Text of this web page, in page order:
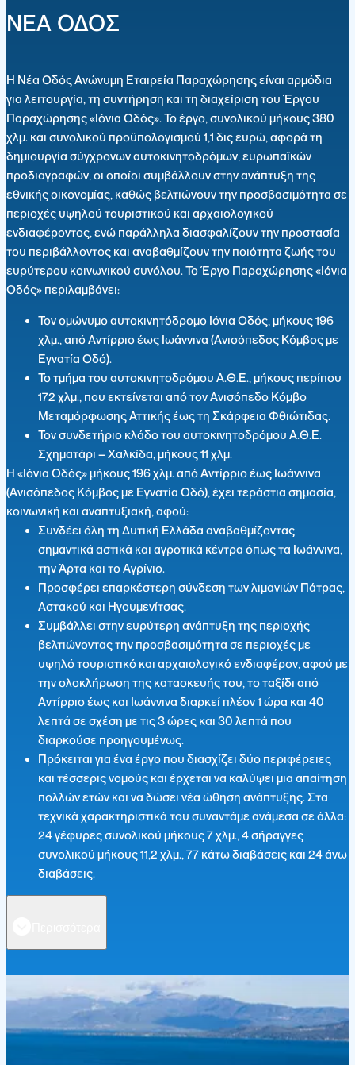
ΝΕΑ ΟΔΟΣ
Η Νέα Οδός Ανώνυμη Εταιρεία Παραχώρησης είναι αρμόδια
για λειτουργία, τη συντήρηση και τη διαχείριση του Έργου
Παραχώρησης «Ιόνια Οδός». Το έργο, συνολικού μήκους 380
χλμ. και συνολικού προϋπολογισμού 1,1 δις ευρώ, αφορά τη
δημιουργία σύγχρονων αυτοκινητοδρόμων, ευρωπαϊκών
προδιαγραφών, οι οποίοι συμβάλλουν στην ανάπτυξη της
εθνικής οικονομίας, καθώς βελτιώνουν την προσβασιμότητα σε
περιοχές υψηλού τουριστικού και αρχαιολογικού
ενδιαφέροντος, ενώ παράλληλα διασφαλίζουν την προστασία
του περιβάλλοντος και αναβαθμίζουν την ποιότητα ζωής του
ευρύτερου κοινωνικού συνόλου. Το Έργο Παραχώρησης «Ιόνια
Οδός» περιλαμβάνει:
Τον ομώνυμο αυτοκινητόδρομο Ιόνια Οδός, μήκους 196
χλμ., από Αντίρριο έως Ιωάννινα (Ανισόπεδος Κόμβος με
Εγνατία Οδό).
Το τμήμα του αυτοκινητοδρόμου Α.Θ.Ε., μήκους περίπου
172 χλμ., που εκτείνεται από τον Ανισόπεδο Κόμβο
Μεταμόρφωσης Αττικής έως τη Σκάρφεια Φθιώτιδας.
Τον συνδετήριο κλάδο του αυτοκινητοδρόμου Α.Θ.Ε.
Σχηματάρι – Χαλκίδα, μήκους 11 χλμ.
H «Ιόνια Οδός» μήκους 196 χλμ. από Αντίρριο έως Ιωάννινα
(Ανισόπεδος Κόμβος με Εγνατία Οδό), έχει τεράστια σημασία,
κοινωνική και αναπτυξιακή, αφού:
Συνδέει όλη τη Δυτική Ελλάδα αναβαθμίζοντας
σημαντικά αστικά και αγροτικά κέντρα όπως τα Ιωάννινα,
την Άρτα και το Αγρίνιο.
Προσφέρει επαρκέστερη σύνδεση των λιμανιών Πάτρας,
Αστακού και Ηγουμενίτσας.
Συμβάλλει στην ευρύτερη ανάπτυξη της περιοχής
βελτιώνοντας την προσβασιμότητα σε περιοχές με
υψηλό τουριστικό και αρχαιολογικό ενδιαφέρον, αφού με
την ολοκλήρωση της κατασκευής του, το ταξίδι από
Αντίρριο έως και Ιωάννινα διαρκεί πλέον 1 ώρα και 40
λεπτά σε σχέση με τις 3 ώρες και 30 λεπτά που
διαρκούσε προηγουμένως.
Πρόκειται για ένα έργο που διασχίζει δύο περιφέρειες
και τέσσερις νομούς και έρχεται να καλύψει μια απαίτηση
πολλών ετών και να δώσει νέα ώθηση ανάπτυξης. Στα
τεχνικά χαρακτηριστικά του συναντάμε ανάμεσα σε άλλα:
24 γέφυρες συνολικού μήκους 7 χλμ., 4 σήραγγες
συνολικού μήκους 11,2 χλμ., 77 κάτω διαβάσεις και 24 άνω
διαβάσεις.